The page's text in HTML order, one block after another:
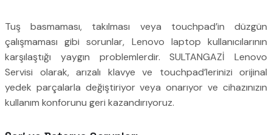
Tuş basmaması, takılması veya touchpad’in düzgün
çalışmaması gibi sorunlar, Lenovo laptop kullanıcılarının
karşılaştığı yaygın problemlerdir. SULTANGAZİ Lenovo
Servisi olarak, arızalı klavye ve touchpad’lerinizi orijinal
yedek parçalarla değiştiriyor veya onarıyor ve cihazınızın
kullanım konforunu geri kazandırıyoruz.